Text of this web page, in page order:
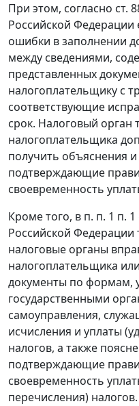
При этом, согласно ст.
Российской
ошибки в заполнении
между сведениями,
представленных
налогоплательщику с
соответствующие
срок. Налоговый орган
налогоплательщика
получить объяснения
подтверждающие
своевременность
Кроме того, в п. п. 1 п. 1
Российской Федерации
налоговые органы
налогоплательщика
документы по формам,
государственными
самоуправления,
исчисления и уплаты
налогов, а также
подтверждающие
своевременность
перечисления) налогов.